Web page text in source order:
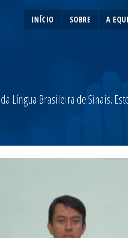
INÍCIO SOBRE A
Língua Brasileira de Sinais.